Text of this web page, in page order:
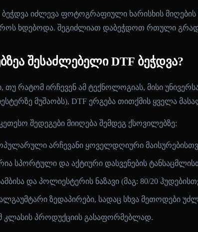
ბეჭდვა იძლევა ფოტოგრაფიული ხარისხის
ხდებოდა. შეგიძლიათ დაბეჭდოთ რთული
შესაძლებელი DTF ბეჭდვა?
თუ რატომ ირჩევენ ამ ტექნოლოგიას, მისი
მუშაობს), DTF ერგება თითქმის ყველა
შედეგები მიიღება შემდეგ ქსოვილებზე:
არჩევანი ყოველდღიური
სპორტული და აქტიური დასვენების
და პოლიესტერის ნაზავი (მაგ: 80/20
ზედაპირები, სადაც სხვა მეთოდები
კლასის პროდუქციის გასაფორმებლად.